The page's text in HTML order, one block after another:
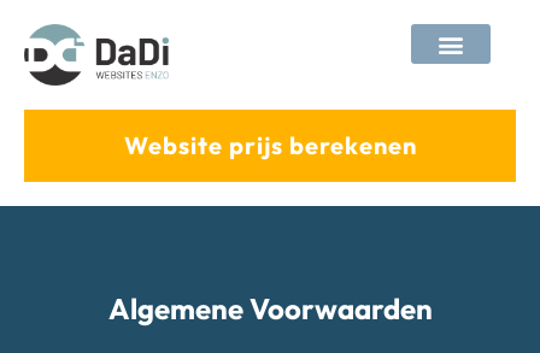
Website prijs berekenen
Algemene Voorwaarden